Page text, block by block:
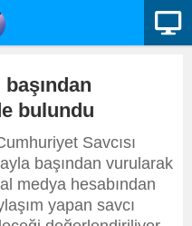
bulundu
Savcısı
başından vurularak
medya hesabından
yapan savcı